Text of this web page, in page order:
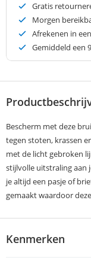
Gratis
Morgen
Afrekenen in
Gemiddeld een
Bescherm met deze
tegen stoten, krassen
met de licht gebroken
stijlvolle uitstraling aan
je altijd een pasje of
gemaakt waardoor
Kenmerken